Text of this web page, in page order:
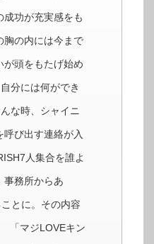
功が充実感をも
胸の内には今まで
が頭をもたげ始め
分には何ができ
な時、シャイニ
呼び出す連絡が入
人集合を誰よ
事務所からあ
とに。その内容
マジLOVEキン